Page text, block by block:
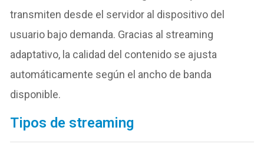
transmiten desde el servidor al dispositivo del
usuario bajo demanda. Gracias al streaming
adaptativo, la calidad del contenido se ajusta
automáticamente según el ancho de banda
disponible.
Tipos de streaming